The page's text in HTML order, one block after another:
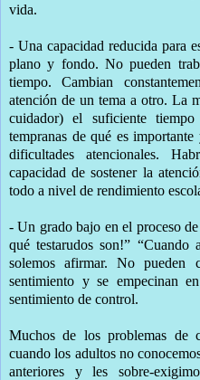
vida.
- Una capacidad reducida para
plano y fondo. No pueden
tiempo. Cambian
atención de un tema a otro. La
cuidador) el suficiente
tempranas de qué es
dificultades atencionales.
capacidad de sostener la
todo a nivel de rendimiento
- Un grado bajo en el proceso
qué testarudos son!”
solemos afirmar. No pueden
sentimiento y se empecinan
sentimiento de control.
Muchos de los problemas de
cuando los adultos no co
anteriores y les sobre-